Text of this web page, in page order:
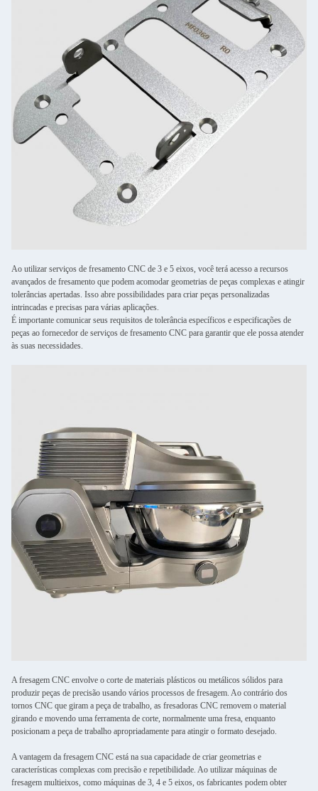
Ao utilizar serviços de fresamento CNC de 3 e 5 eixos, você terá acesso a recursos
avançados de fresamento que podem acomodar geometrias de peças complexas e atingir
tolerâncias apertadas. Isso abre possibilidades para criar peças personalizadas
intrincadas e precisas para várias aplicações.
É importante comunicar seus requisitos de tolerância específicos e especificações de
peças ao fornecedor de serviços de fresamento CNC para garantir que ele possa atender
às suas necessidades.
A fresagem CNC envolve o corte de materiais plásticos ou metálicos sólidos para
produzir peças de precisão usando vários processos de fresagem. Ao contrário dos
tornos CNC que giram a peça de trabalho, as fresadoras CNC removem o material
girando e movendo uma ferramenta de corte, normalmente uma fresa, enquanto
posicionam a peça de trabalho apropriadamente para atingir o formato desejado.
A vantagem da fresagem CNC está na sua capacidade de criar geometrias e
características complexas com precisão e repetibilidade. Ao utilizar máquinas de
fresagem multieixos, como máquinas de 3, 4 e 5 eixos, os fabricantes podem obter